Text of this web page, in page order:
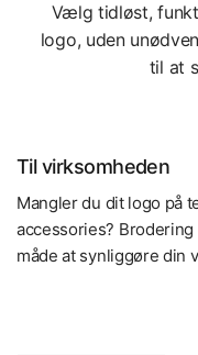
Vælg tidløst,
logo, uden
til at
Til virksomheden
Mangler du dit logo på
accessories?
måde at synliggøre din